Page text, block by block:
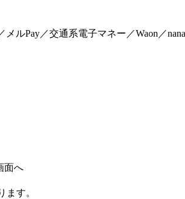
メルPay／交通系電子マネー／Waon／
面へ
す。